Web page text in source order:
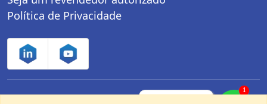
Política de Privacidade
Controle Net Tecnologia LTDA | CNPJ:
1